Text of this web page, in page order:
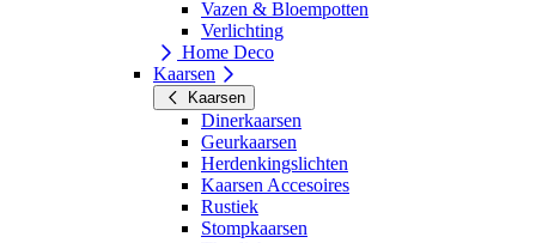
Vazen & Bloempotten
Verlichting
Home Deco
Kaarsen
Kaarsen
Dinerkaarsen
Geurkaarsen
Herdenkingslichten
Kaarsen Accesoires
Rustiek
Stompkaarsen